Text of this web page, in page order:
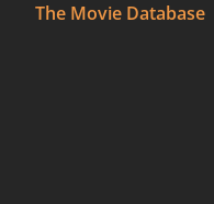
The Movie Database